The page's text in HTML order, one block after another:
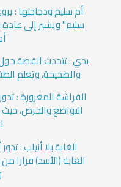
أم سليم ودجاجتها :
سليم" ويشير إلى
يدي : تتحدث القصة حول
والصحيحة، وتعلم
الفراشة المغرورة :
التواضع والحرص،
الغابة بلا أنياب :
الغابة (الأسد) قرارا